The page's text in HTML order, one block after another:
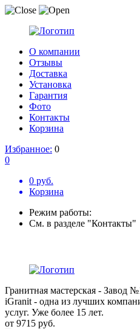
О компании
Отзывы
Доставка
Установка
Гарантия
Фото
Контакты
Корзина
Избранное: 0
0
0 руб.
Корзина
Режим работы:
См. в разделе "Контакты"
Гранитная мастерская - Завод
iGranit - одна из лучших
услуг. Уже более 15 лет.
от 9715 руб.